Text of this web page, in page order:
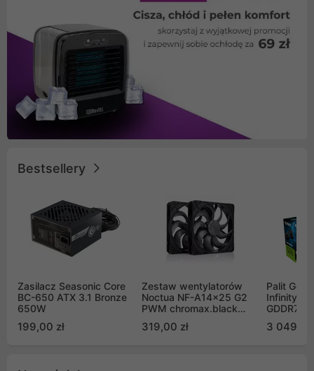
Bestsellery
Zasilacz Seasonic Core
BC-650 ATX 3.1 Bronze
650W
199,00 zł
Zestaw wentylatorów
Noctua NF-A14x25 G2
PWM chromax.black
Push Pull (2szt)
319,00 zł
Palit
Infinity 3
GDDR7
GB2050S)
3 049,00